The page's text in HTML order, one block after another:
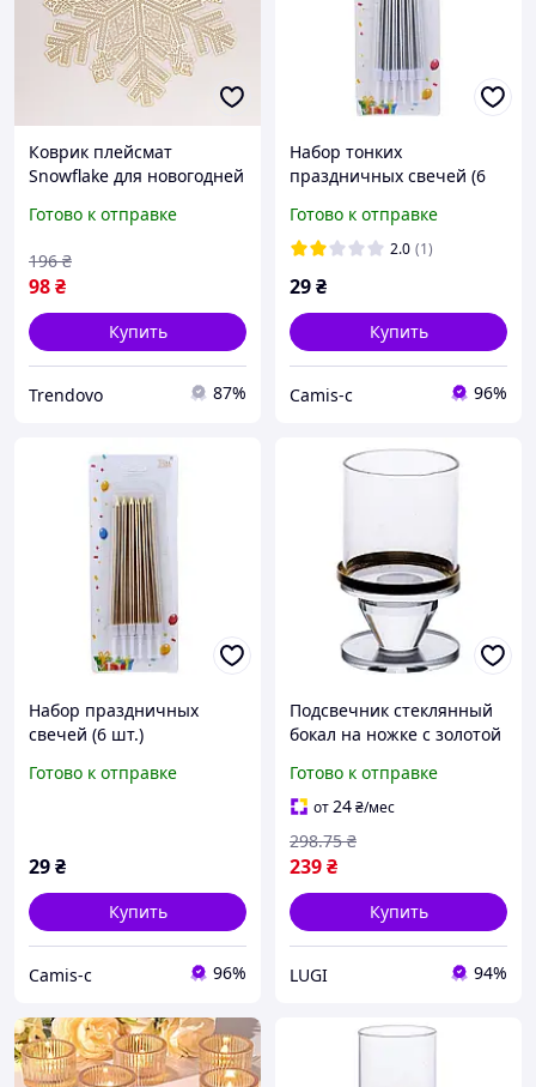
Коврик плейсмат
Snowflake для новогодней
золотой с ажурным
и посуды
Готово к отправке
98₴
196 ₴
Купить
Trendovo 87%
Набор тонких
праздничных свечей (6
для торжеств, свадеб и
романтического декора
Готово к отправке
2.0 (1)
29₴
Купить
Camis-c 96%
Набор праздничных
свечей (6 шт.)
торжеств, свадеб и
Готово к отправке
29₴
Купить
Camis-c 96%
Подсвечник стеклянный
бокал на ножке с золотой
декоративный держатель
для свечи настольный
красивый стол
Готово к отправке
от24₴/мес
239₴
298.75 ₴
Купить
LUGI 94%